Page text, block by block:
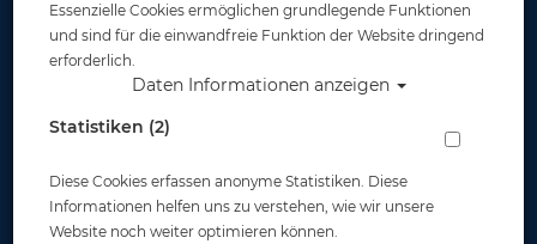
Essenzielle Cookies ermöglichen grundlegende Funktionen
und sind für die einwandfreie Funktion der Website dringend
erforderlich.
Daten Informationen anzeigen
Statistiken (2)
Diese Cookies erfassen anonyme Statistiken. Diese
Informationen helfen uns zu verstehen, wie wir unsere
Website noch weiter optimieren können.